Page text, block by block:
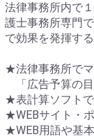
法律事務所内で
護士事務所専門
で効果を発揮す
★法律事務所で
「広告予算の
★表計算ソフト
★WEBサイト・
★WEB用語や基